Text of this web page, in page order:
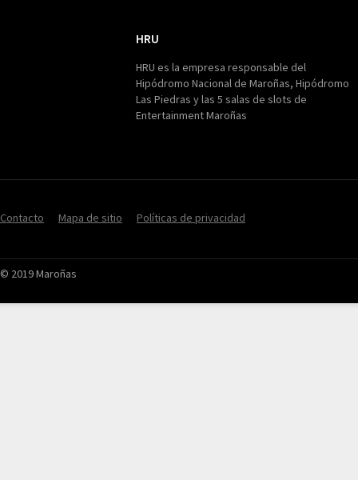
HRU
HRU es la empresa responsable del
Hipódromo Nacional de Maroñas, Hipódromo
Las Piedras y las 5 salas de slots de
Entertainment Maroñas
Contacto Mapa de sitio Políticas de privacidad
© 2019 Maroñas